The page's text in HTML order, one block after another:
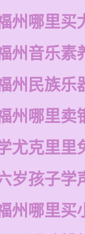
州哪里买
州音乐素
州民族乐
州哪里卖
尤克里里
岁孩子学
州哪里买